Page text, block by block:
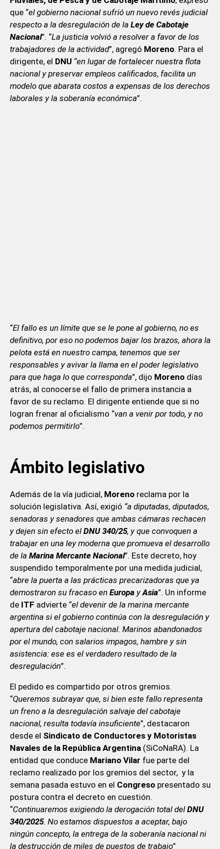
que “el gobierno nacional sufrió un nuevo revés judicial
respecto a la desregulación de la Ley de Cabotaje
Nacional”. “La justicia volvió a resolver a favor de los
trabajadores de la actividad”, agregó Moreno. Para el
dirigente, el DNU “en lugar de fortalecer nuestra flota
nacional y preservar empleos calificados, facilita un
modelo que abarata costos a expensas de los derechos
laborales y la soberanía económica”.
“El fallo es un límite que se le pone al gobierno, no es
definitivo, por eso no podemos bajar los brazos, ahora la
pelota está en nuestro campa, tenemos que ser
responsables y avivar la llama en el poder legislativo
para que haga lo que corresponda”, dijo Morenodías
atrás, al conocerse el fallo de primera instancia a
favor de su reclamo. El dirigente entiende que si no
logran frenar al oficialismo “van a venir por todo, y no
podemos permitirlo”.
Ámbito legislativo
Además de la vía judicial, Morenoreclama por la
solución legislativa. Así, exigió “a diputadas, diputados,
senadoras y senadores que ambas cámaras rechacen
y dejen sin efecto el DNU 340/25, y que convoquen a
trabajar en una ley moderna que promueva el desarrollo
de la Marina Mercante Nacional”. Este decreto, hoy
suspendido temporalmente por una medida judicial,
“abre la puerta a las prácticas precarizadoras que ya
demostraron su fracaso en Europa yAsia”. Un informe
de ITF advierte “el devenir de la marina mercante
argentina si el gobierno continúa con la desregulación y
apertura del cabotaje nacional. Marinos abandonados
por el mundo, con salarios impagos, hambre y sin
asistencia: ese es el verdadero resultado de la
desregulación”.
El pedido es compartido por otros gremios.
“Queremos subrayar que, si bien este fallo representa
un freno a la desregulación salvaje del cabotaje
nacional, resulta todavía insuficiente”, destacaron
desde el Sindicato de Conductores y Motoristas
Navales de la República Argentina (SiCoNaRA). La
entidad que conduce Mariano Vilar fue parte del
reclamo realizado por los gremios del sector, y la
semana pasada estuvo en el Congresopresentado su
postura contra el decreto en cuestión.
“Continuaremos exigiendo la derogación total del DNU
340/2025. No estamos dispuestos a aceptar, bajo
ningún concepto, la entrega de la soberanía nacional ni
la destrucción de miles de puestos de trabajo”